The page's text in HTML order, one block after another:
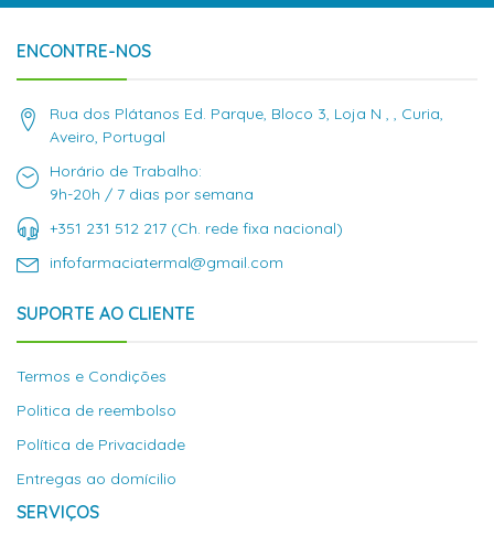
ENCONTRE-NOS
Rua dos Plátanos Ed. Parque, Bloco 3, Loja N , , Curia,
Aveiro, Portugal
Horário de Trabalho:
9h-20h / 7 dias por semana
+351 231 512 217 (Ch. rede fixa nacional)
infofarmaciatermal@gmail.com
SUPORTE AO CLIENTE
Termos e Condições
Politica de reembolso
Política de Privacidade
Entregas ao domícilio
SERVIÇOS